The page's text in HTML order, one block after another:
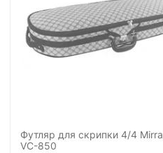
Футляр для скрипки 4/4 Mirra
VC-850